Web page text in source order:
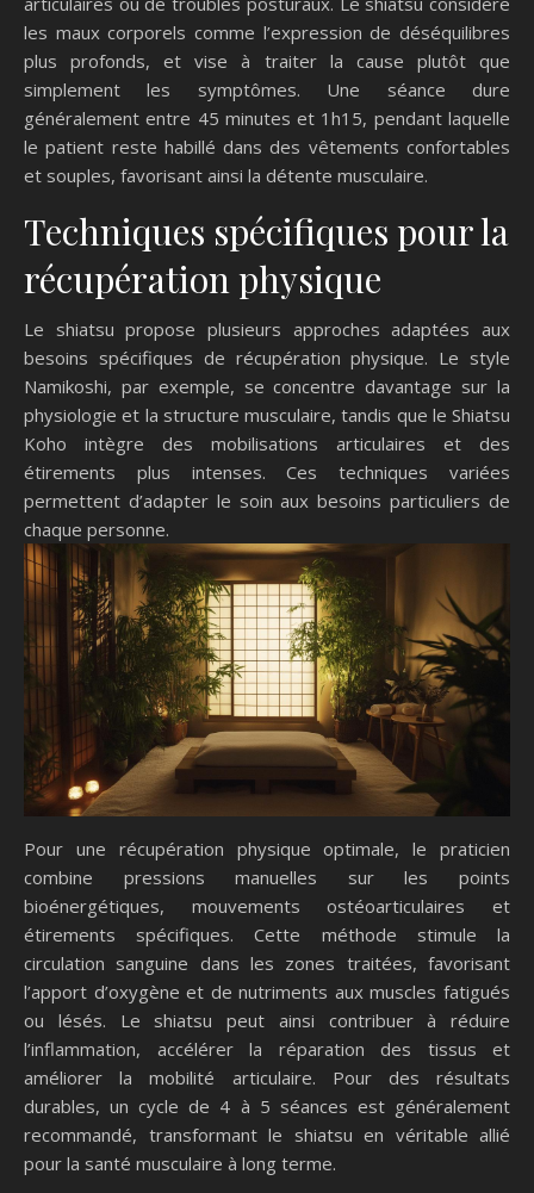
les maux corporels comme l’expression de déséquilibres
plus profonds, et vise à traiter la cause plutôt que
simplement les symptômes. Une séance dure
généralement entre 45 minutes et 1h15, pendant laquelle
le patient reste habillé dans des vêtements confortables
et souples, favorisant ainsi la détente musculaire.
Techniques spécifiques pour la
récupération physique
Le shiatsu propose plusieurs approches adaptées aux
besoins spécifiques de récupération physique. Le style
Namikoshi, par exemple, se concentre davantage sur la
physiologie et la structure musculaire, tandis que le Shiatsu
Koho intègre des mobilisations articulaires et des
étirements plus intenses. Ces techniques variées
permettent d’adapter le soin aux besoins particuliers de
chaque personne.
Pour une récupération physique optimale, le praticien
combine pressions manuelles sur les points
bioénergétiques, mouvements ostéoarticulaires et
étirements spécifiques. Cette méthode stimule la
circulation sanguine dans les zones traitées, favorisant
l’apport d’oxygène et de nutriments aux muscles fatigués
ou lésés. Le shiatsu peut ainsi contribuer à réduire
l’inflammation, accélérer la réparation des tissus et
améliorer la mobilité articulaire. Pour des résultats
durables, un cycle de 4 à 5 séances est généralement
recommandé, transformant le shiatsu en véritable allié
pour la santé musculaire à long terme.